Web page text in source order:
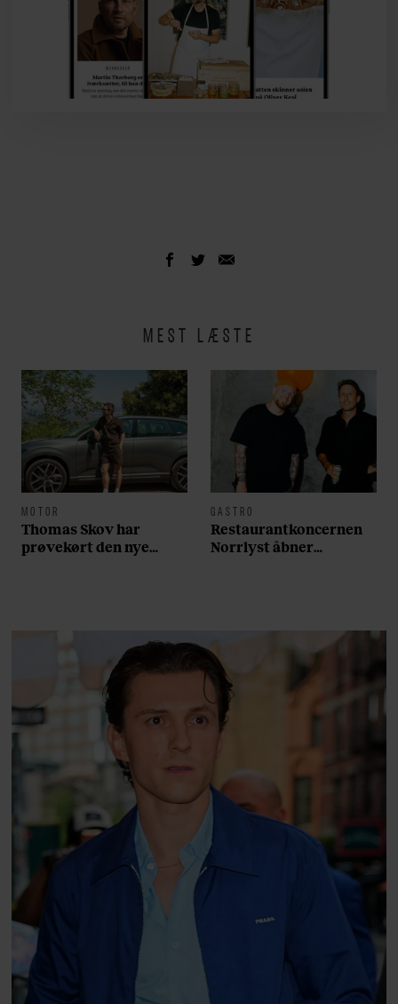
MEST LÆSTE
MOTOR
Thomas Skov har
prøvekørt den nye
GASTRO
Restaurantkoncernen
Norrlyst åbner